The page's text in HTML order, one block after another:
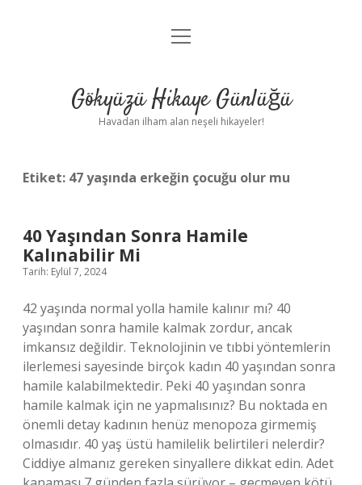
Anasayfa
Yasal Uyarı
menüyü
Gökyüzü Hikaye Günlüğü
Havadan ilham alan neşeli hikayeler!
Etiket: 47 yaşında erkeğin çocuğu olur mu
40 Yaşından Sonra Hamile
Kalınabilir Mi
Tarih: Eylül 7, 2024
42 yaşında normal yolla hamile kalınır mı? 40
yaşından sonra hamile kalmak zordur, ancak
imkansız değildir. Teknolojinin ve tıbbi yöntemlerin
ilerlemesi sayesinde birçok kadın 40 yaşından sonra
hamile kalabilmektedir. Peki 40 yaşından sonra
hamile kalmak için ne yapmalısınız? Bu noktada en
önemli detay kadının henüz menopoza girmemiş
olmasıdır. 40 yaş üstü hamilelik belirtileri nelerdir?
Ciddiye almanız gereken sinyallere dikkat edin. Adet